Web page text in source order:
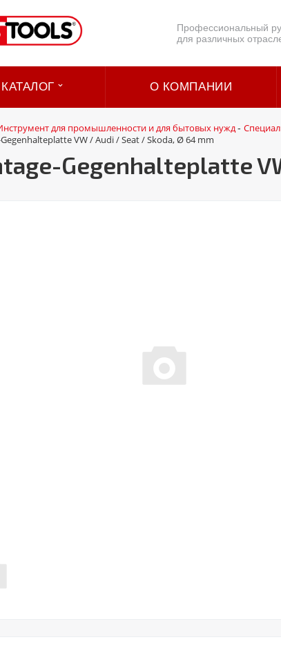
Профессиональный
для различных
КАТАЛОГ О КОМПАНИИ
для промышленности и для бытовых нужд-
VW / Audi / Seat / Skoda, Ø 64 mm
Gegenhalteplatte